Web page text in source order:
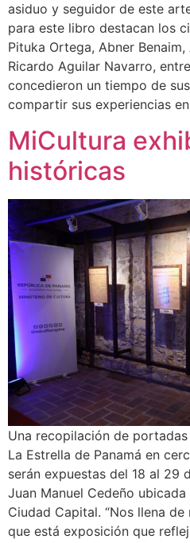
asiduo y seguidor de este
para este libro destacan los
Pituka Ortega, Abner
Ricardo Aguilar Navarro,
concedieron un tiempo de
compartir sus experiencias
MiCultura
históricas
Una recopilación de
La Estrella de Panamá en
serán expuestas del 18 al 29
Juan Manuel Cedeño
Ciudad Capital. “Nos llena
que está exposición que